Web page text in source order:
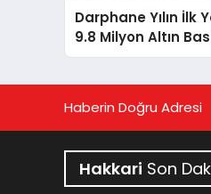
Darphane Yılın İlk
9.8 Milyon Altın
Haberin Doğru Adresi
Hakkari Son